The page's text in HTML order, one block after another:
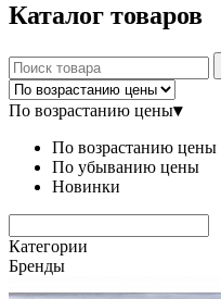
Каталог товаров
По возрастанию цены▾
По возрастанию цены
По убыванию цены
Новинки
Категории
Бренды